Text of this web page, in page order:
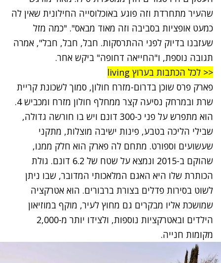
שהעיר מתחרדת וזה פוגע באוכלוסייה החילונית שאין לה
כמעט אופציות בסביבה וזה מאוד מבאס". "כמה מזל
שעזבנו בדיוק לפני ההתרסקות. חבל, חבל, חבל", אמרה
תגובה נוספת, ו"החייאה דחופה" ביקש אחר.
<< לכל הכתבות בערוץ living
פארק פרס שוכן בדרום-מזרח חולון, סמוך לשכונת קריית
שרת ובמרחק נסיעה קצר ממחלף חולון מזרח ומכביש 4.
הוא מתפרש על פני כ-300 דונם ויש בו חורשה גדולה,
שבילי הליכה בטבע, פינות ישיבה מוצלות, מתקני
שעשועים וספורט. מתחם לה פארק הוא חלק ממנו,
שהוקם ב-2015 ונמצא על שטח של 6.2 דונם. גולת
הכותרת שלו היא האגם המלאכותי המדובר, שבו ניתן
לשוט בסירות פדלים בצורת ברבורים. הוא אטרקציה
שמושכת אליו מבקרים גם מחוץ לעיר, מוקף במוזיאון
הילדים ובאטרקציות נוספות, ולצידו יותר מ-2,000
מקומות חנייה.